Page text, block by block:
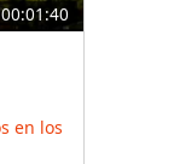
00:01:40
en los